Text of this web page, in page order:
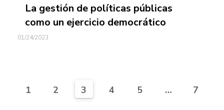
La gestión de políticas públicas
como un ejercicio democrático
01/24/2023
1 2 3 4 5 … 7